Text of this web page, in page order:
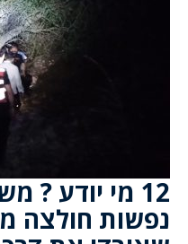
נפשות חולצה